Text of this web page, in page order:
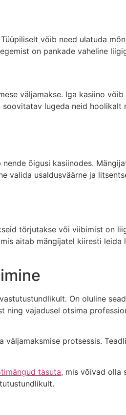
võib need ulatuda
on pankade vaheline
väljamakse. Iga kasiino
lugeda neid
õigusi kasiinodes.
valida usaldusväärne ja
tõrjutakse või viibimist on
aitab mängijatel kiiresti
On oluline
ning vajadusel otsima
protsessis.
tasuta, mis võivad olla